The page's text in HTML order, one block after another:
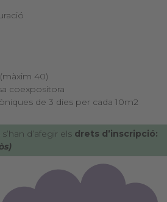
40)
coexpositora
de 3 dies per cada 10m2
d’afegir els drets d’inscripció: